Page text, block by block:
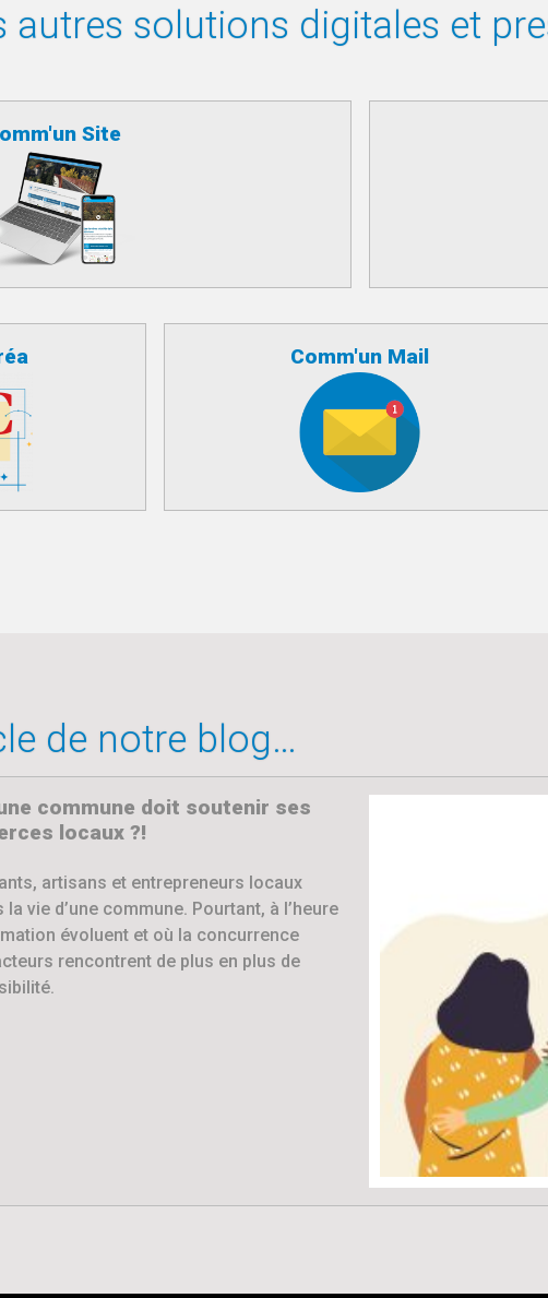
autres solutions digitales et
Site
Comm'un Mail
de notre blog…
commune doit soutenir ses
locaux ?!
artisans et entrepreneurs locaux
vie d’une commune. Pourtant, à l’heure
évoluent et où la concurrence
rencontrent de plus en plus de